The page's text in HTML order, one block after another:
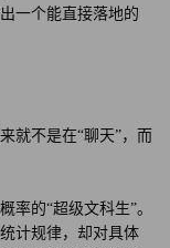
一个能直接落地的
就不是在“聊天”，而
率的“超级文科生”。
计规律，却对具体